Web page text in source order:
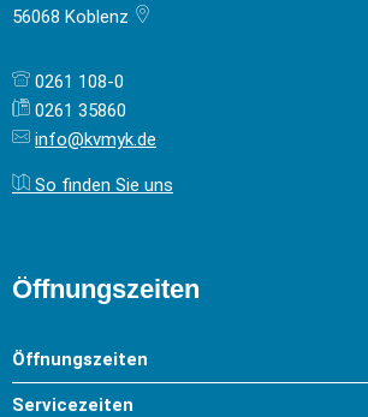
56068 Koblenz
0261 108-0
0261 35860
info@kvmyk.de
So finden Sie uns
Öffnungszeiten
Öffnungszeiten
Servicezeiten